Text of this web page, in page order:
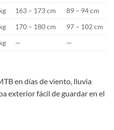
163 – 173 cm
89 – 94 cm
170 – 180 cm
97 – 102 cm
— —
en días de viento, lluvia
exterior fácil de guardar en el